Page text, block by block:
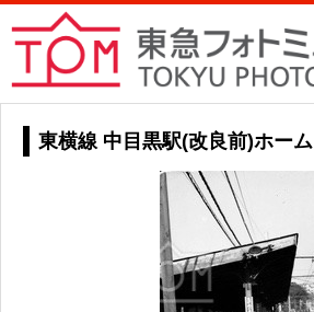
東横線 中目黒駅(改良前)ホーム